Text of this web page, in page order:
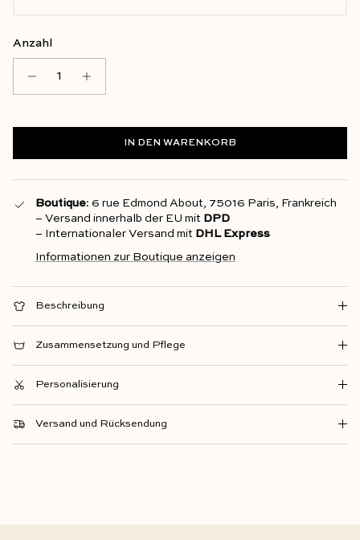
Anzahl
IN DEN WARENKORB
Boutique: 6 rue Edmond About, 75016 Paris, Frankreich
– Versand innerhalb der EU mit DPD
– Internationaler Versand mit DHL Express
Informationen zur Boutique anzeigen
Beschreibung
Zusammensetzung und Pflege
Personalisierung
Versand und Rücksendung